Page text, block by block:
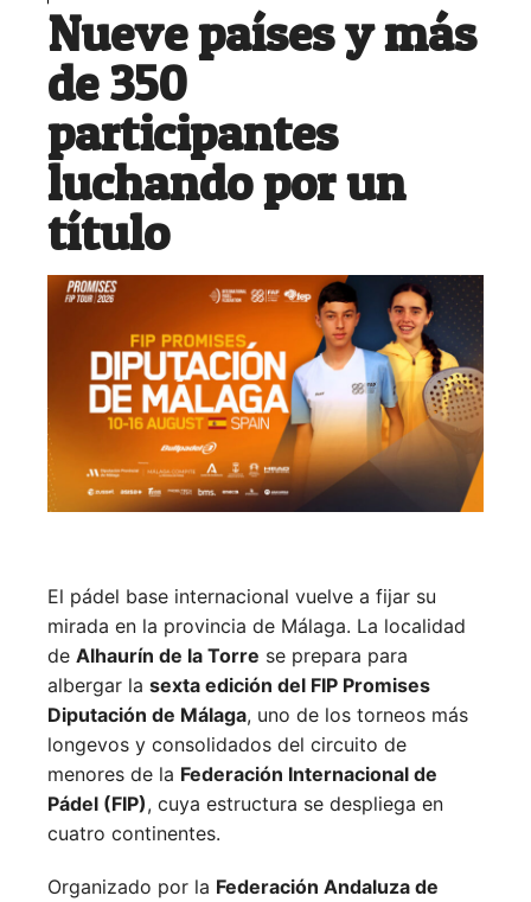
Nueve países y más
de 350
participantes
luchando por un
título
El pádel base internacional vuelve a fijar su
mirada en la provincia de Málaga. La localidad
de Alhaurín de la Torre se prepara para
albergar la sexta edición del FIP Promises
Diputación de Málaga, uno de los torneos más
longevos y consolidados del circuito de
menores de la Federación Internacional de
Pádel (FIP), cuya estructura se despliega en
cuatro continentes.
Organizado por la Federación Andaluza de